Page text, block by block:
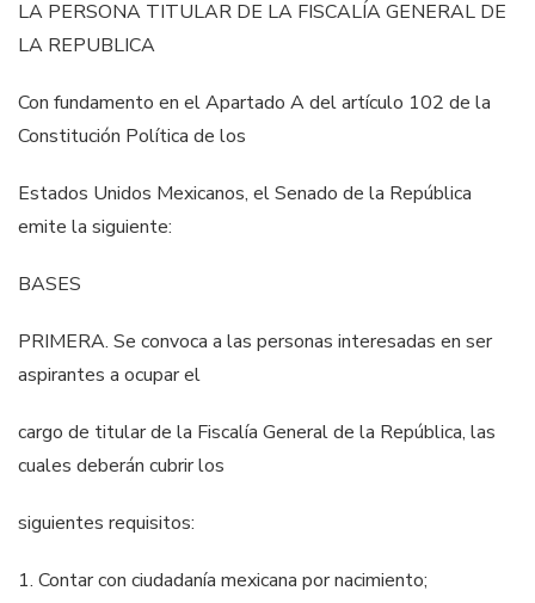
LA PERSONA TITULAR DE LA FISCALÍA GENERAL DE
LA REPUBLICA
Con fundamento en el Apartado A del artículo 102 de la
Constitución Política de los
Estados Unidos Mexicanos, el Senado de la República
emite la siguiente:
BASES
PRIMERA. Se convoca a las personas interesadas en ser
aspirantes a ocupar el
cargo de titular de la Fiscalía Generalde la República, las
cuales deberán cubrir los
siguientes requisitos:
1. Contar con ciudadanía mexicana por nacimiento;